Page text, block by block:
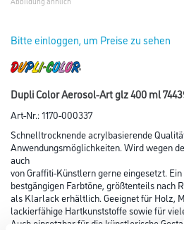
Bitte einloggen, um Preise zu sehen
Dupli Color Aerosol-Art glz 400 ml
Art-Nr.:1170-000337
Schnelltrocknende acrylbasierende
Anwendungsmöglichkeiten. Wird wegen
auch
von Graffiti-Künstlern gerne eingesetzt.
bestgängigen Farbtöne, größtenteils nach
als Klarlack erhältlich. Geeignet für Holz,
lackierfähige Hartkunststoffe sowie für
Auch einsetzbar für die künstlerische